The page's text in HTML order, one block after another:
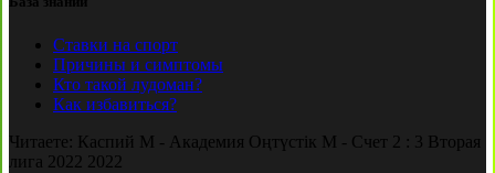
Ставки на спорт
Причины и симптомы
Кто такой лудоман?
Как избавиться?
Читаете: Каспий М - Академия Оңтүстік М - Счет 2 : 3 Вторая
лига 2022 2022